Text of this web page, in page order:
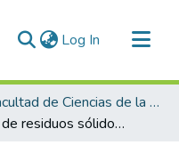
Log In (current)
Facultad de Ciencias de la Salud
Gestión de residuos sólidos relacionados con el nivel de conocimiento de la prevención de la contaminación ambiental en la comunidad San Juan de Quearaya, Puno 2024